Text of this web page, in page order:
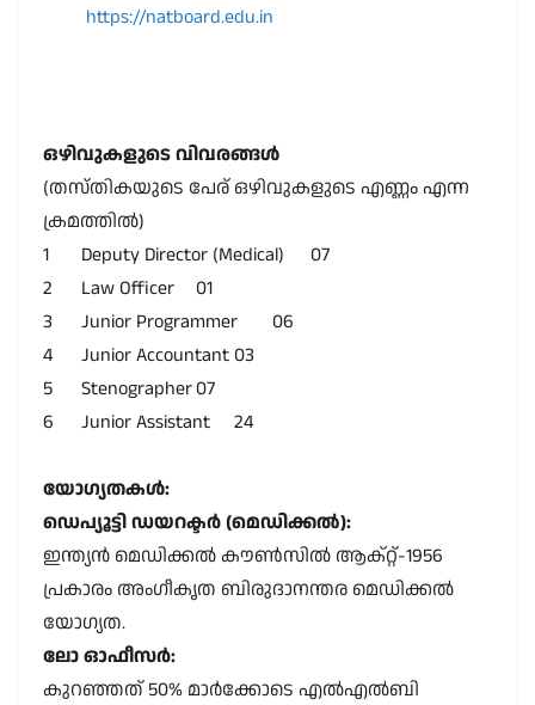
https://natboard.edu.in
ഒഴിവുകളുടെ വിവരങ്ങൾ
(തസ്തികയുടെ പേര് ഒഴിവുകളുടെ എണ്ണം എന്ന
ക്രമത്തിൽ)
1
Deputy Director (Medical)
07
2
Law Officer
01
3
Junior Programmer
06
4
Junior Accountant03
5
Stenographer07
6
Junior Assistant 24
യോഗ്യതകൾ:
ഡെപ്യൂട്ടി ഡയറക്ടർ (മെഡിക്കൽ):
ഇന്ത്യൻ മെഡിക്കൽ കൗൺസിൽ ആക്റ്റ്-1956
പ്രകാരം അംഗീകൃത ബിരുദാനന്തര മെഡിക്കൽ
യോഗ്യത.
ലോ ഓഫീസർ:
കുറഞ്ഞത് 50% മാർക്കോടെ എൽഎൽബി